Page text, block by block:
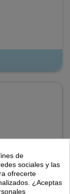
de
sociales y las
ofrecerte
¿Aceptas